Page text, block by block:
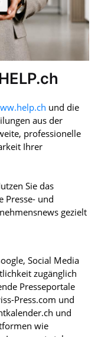
und die
aus der
professionelle
Ihrer
Sie das
Presse- und
gezielt
Social Media
zugänglich
Presseportale
Press.com und
und
wie